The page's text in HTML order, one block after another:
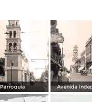
Parroquia Avenida